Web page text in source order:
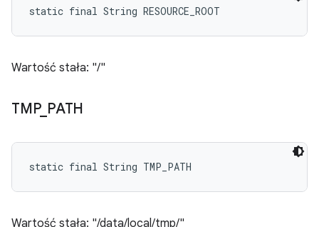
static final String RESOURCE_ROOT
Wartość stała: "/"
TMP_ PATH
static final String TMP_PATH
Wartość stała: "/data/local/tmp/"